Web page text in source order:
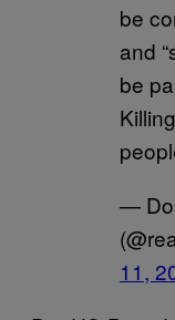
be
and
be
—
11,